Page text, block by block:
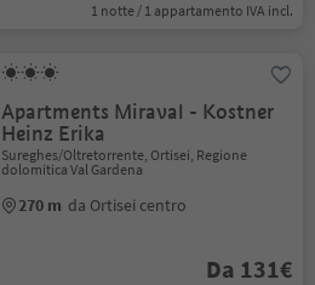
1 notte / 1 appartamento IVA incl.
Apartments Miraval - Kostner
Heinz Erika
Sureghes/Oltretorrente, Ortisei, Regione
dolomitica Val Gardena
270 m da Ortisei centro
Da 131€